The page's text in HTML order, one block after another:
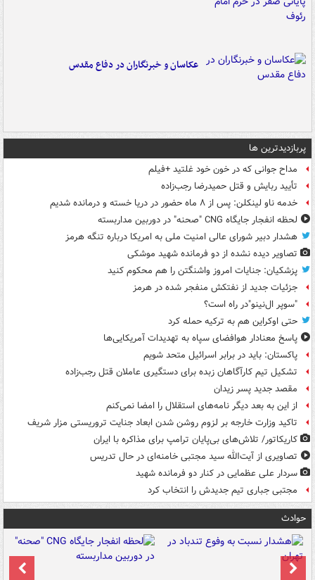
عکاسان و خبرنگاران در دفاع مقدس
پربازدیدترین ها
مداح جوانی که در خون خود غلتید +فیلم
تأیید ربایش و قتل حمیدرضا رجب‌زاده
خدمه ناو لینکلن: پس از ۸ ماه حضور در دریا خسته و درمانده‌ شدیم
لحظه انفجار جایگاه CNG "صحنه" در دوربین مداربسته
هشدار دبیر شورای عالی امنیت ملی به امریکا درباره تنگه هرمز
تصاویر دیده‌ نشده از دو فرمانده شهید موشکی
پزشکیان: جنایات امروز واشنگتن را هم محکوم کنید
جزئیات جدید از نفتکش منفجر شده در هرمز
"سوپر ال‌نینو"در راه است؟
حتی اوکراین هم به ترکیه حمله کرد
پاسخ معنادار هوافضای سپاه به تهدیدات آمریکایی‌ها
پاکستان: باید در برابر اسرائیل متحد شویم
تشکیل تیم کارآگاهان زبده برای دستگیری عاملان قتل رجب‌زاده
مقصد جدید پسر زیدان
از این به بعد دیگر نامه‌های استقلال را امضا نمی‌کنم
تاکید وزارت خارجه بر لزوم روشن شدن ابعاد جنایت تروریستی مزار شریف
کاریکاتور/ تلاش‌های بی‌پایان ترامپ برای مذاکره با ایران
تصاویری از آیت‌الله سید مجتبی خامنه‌ای در حال تدریس
سردار علی عظمایی در کنار دو فرمانده شهید
مجتبی جباری تیم جدیدش را انتخاب کرد
حوادث